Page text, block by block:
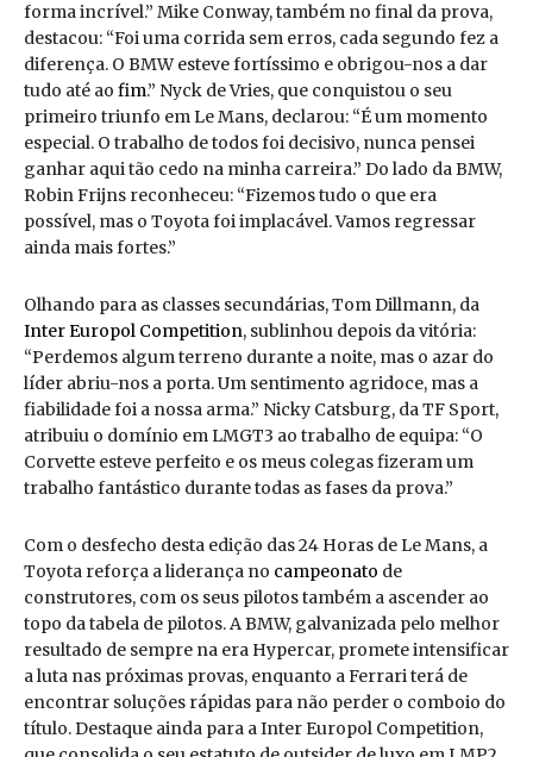
forma incrível.” Mike Conway, também no final da prova,
destacou: “Foi uma corrida sem erros, cada segundo fez a
diferença. O BMW esteve fortíssimo e obrigou-nos a dar
tudo até ao fim.” Nyck de Vries, que conquistou o seu
primeiro triunfo em Le Mans, declarou: “É um momento
especial. O trabalho de todos foi decisivo, nunca pensei
ganhar aqui tão cedo na minha carreira.” Do lado da BMW,
Robin Frijns reconheceu: “Fizemos tudo o que era
possível, mas o Toyota foi implacável. Vamos regressar
ainda mais fortes.”
Olhando para as classes secundárias, Tom Dillmann, da
Inter Europol Competition, sublinhou depois da vitória:
“Perdemos algum terreno durante a noite, mas o azar do
líder abriu-nos a porta. Um sentimento agridoce, mas a
fiabilidade foi a nossa arma.” Nicky Catsburg, da TF Sport,
atribuiu o domínio em LMGT3 ao trabalho de equipa: “O
Corvette esteve perfeito e os meus colegas fizeram um
trabalho fantástico durante todas as fases da prova.”
Com o desfecho desta edição das 24 Horas de Le Mans, a
Toyota reforça a liderança no campeonato de
construtores, com os seus pilotos também a ascender ao
topo da tabela de pilotos. A BMW, galvanizada pelo melhor
resultado de sempre na era Hypercar, promete intensificar
a luta nas próximas provas, enquanto a Ferrari terá de
encontrar soluções rápidas para não perder o comboio do
título. Destaque ainda para a Inter Europol Competition,